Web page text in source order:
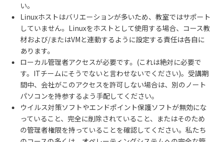
い。
Linuxホストはバリエーションが多いため、教室ではサポート
していません。Linuxをホストとして使用する場合、コース教
材および/またはVMと連動するように設定する責任は各自に
あります。
ローカル管理者アクセスが必要です。(これは絶対に必要で
す。ITチームにそうでないと言わせないでください)。受講期
間中、会社がこのアクセスを許可しない場合は、別のノート
パソコンを持参するよう手配してください。
ウイルス対策ソフトやエンドポイント保護ソフトが無効にな
っていること、完全に削除されていること、またはそのため
の管理者権限を持っていることを確認してください。私たち